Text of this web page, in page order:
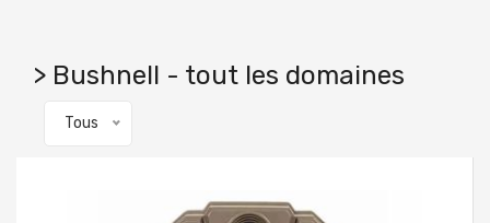
> Bushnell - tout les domaines
Tous